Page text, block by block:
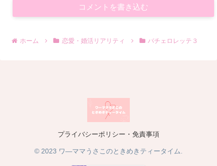
コメントを書き込む
ホーム 恋愛・婚活リアリティ バチェロレッテ３
プライバシーポリシー・免責事項
© 2023 ワ―ママうさこのときめきティータイム.